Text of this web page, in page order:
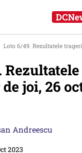
Loto 6/49. Rezultatele
Rezultatele
joi, 26
Andreescu
2023